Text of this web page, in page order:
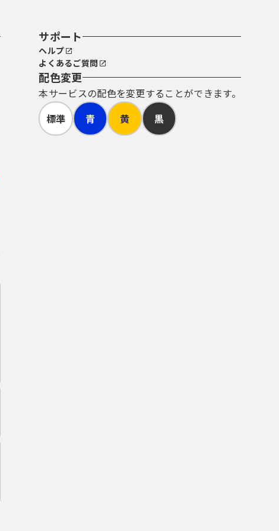
サポート
ヘルプ
よくあるご質問
配色変更
本サービスの配色を変更することができます。
標準
青 黄 黒